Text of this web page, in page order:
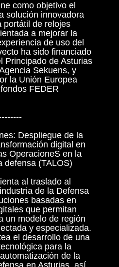
como objetivo el
solución innovadora
portátil de relojes
a mejorar la
de uso del
ha sido financiado
Principado de Asturias
Sekuens, y
la Unión Europea
FEDER
Despliegue de la
digital en
OperacioneS en la
defensa (TALOS)
al traslado al
de la Defensa
basadas en
que permitan
un modelo de región
y especializada.
el desarrollo de una
para la
de la
en Asturias, así